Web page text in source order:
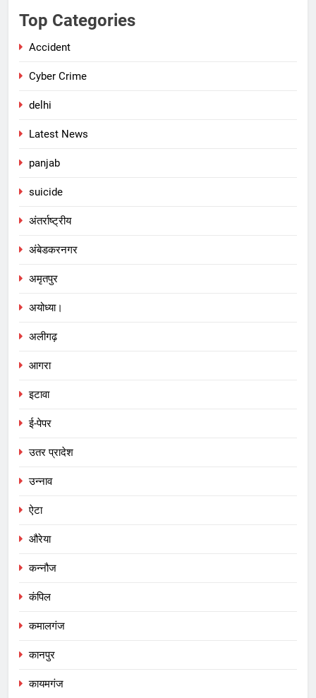
Top Categories
Accident
Cyber Crime
delhi
Latest News
panjab
suicide
अंतर्राष्ट्रीय
अंबेडकरनगर
अमृतपुर
अयोध्या।
अलीगढ़
आगरा
इटावा
ई-पेपर
उतर प्रादेश
उन्नाव
ऐटा
औरेया
कन्नौज
कंपिल
कमालगंज
कानपुर
कायमगंज